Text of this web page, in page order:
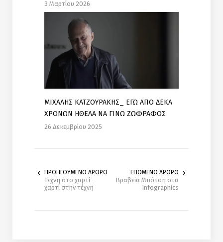
3 Μαρτίου 2026
ΜΙΧΑΛΗΣ ΚΑΤΖΟΥΡΑΚΗΣ_ ΕΓΩ ΑΠΟ ΔΕΚΑ
ΧΡΟΝΩΝ ΗΘΕΛΑ ΝΑ ΓΙΝΩ ΖΩΦΡΑΦΟΣ
26 Δεκεμβρίου 2025
ΠΡΟΗΓΟΥΜΕΝΟ ΑΡΘΡΟ
Τέχνη στο χαρτί _
χαρτί στην τέχνη
ΕΠΟΜΕΝΟ ΑΡΘΡΟ
Βραβεία Μπότση στα
Infographics